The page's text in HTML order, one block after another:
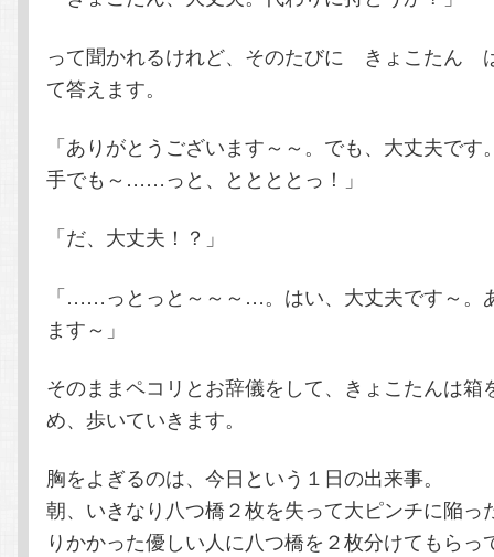
って聞かれるけれど、そのたびに きょこたん
て答えます。
「ありがとうございます～～。でも、大丈夫で
手でも～……っと、ととととっ！」
「だ、大丈夫！？」
「……っとっと～～～…。はい、大丈夫です～。
ます～」
そのままペコリとお辞儀をして、きょこたんは箱
め、歩いていきます。
胸をよぎるのは、今日という１日の出来事。
朝、いきなり八つ橋２枚を失って大ピンチに陥っ
りかかった優しい人に八つ橋を２枚分けてもらっ